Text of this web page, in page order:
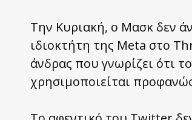
Την Κυριακή, ο Mασκ δεν
ιδιοκτήτη της Meta στο
άνδρας που γνωρίζει ότι
χρησιμοποιείται